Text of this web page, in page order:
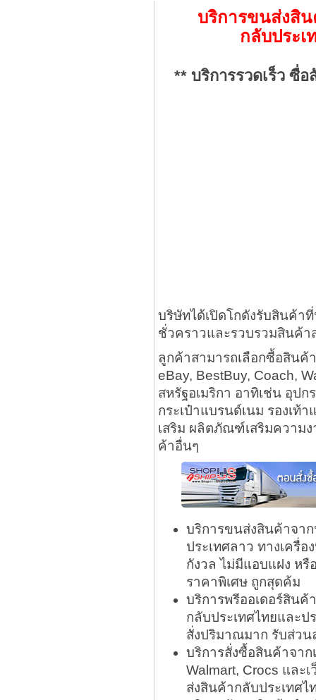
บริการขนส่งสิน
กลับประเ
** บริการรวดเร็ว ซื่
บริษัทได้เปิดโกดังรับสินค้าที่
ชั่วคราวและรวบรวมสินค้า
ลูกค้าสามารถเลือกซื้อสินค้
eBay, BestBuy, Coach,
สหรัฐอเมริกา อาทิเช่น อุป
กระเป๋าแบรนด์เนม รองเท้
เสริม ผลิตภัณฑ์เสริมความ
ค้าอื่นๆ
บริการขนส่งสินค้าจาก
ประเทศลาว ทางเครื่
กังวล ไม่มีแอบแฝง ห
ราคาพิเศษ ถูกสุดค้ม
บริการพรีออเดอร์สินค้
กลับประเทศไทยและป
สั่งปริมาณมาก รับส่วน
บริการสั่งซื้อสินค้าจาก
Walmart, Crocs และ
ส่งสินค้ากลับประเทศ